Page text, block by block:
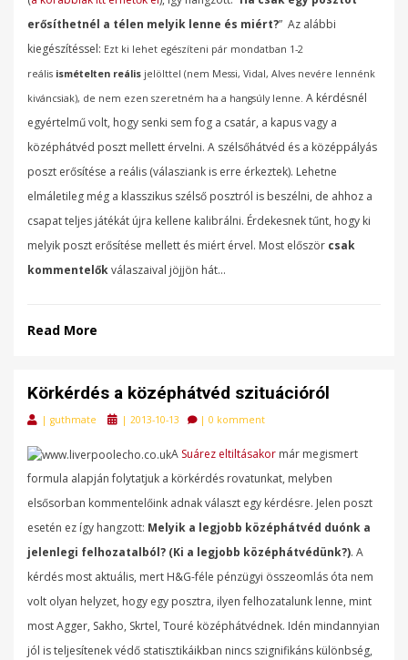
erősíthetnél a télen melyik lenne és miért?” Az alábbi
kiegészítéssel: Ezt ki lehet egészíteni pár mondatban 1-2
reális ismételten reális jelölttel (nem Messi, Vidal, Alves nevére lennénk
kiváncsiak), de nem ezen szeretném ha a hangsúly lenne. A kérdésnél
egyértelmű volt, hogy senki sem fog a csatár, a kapus vagy a
középhátvéd poszt mellett érvelni. A szélsőhátvéd és a középpályás
poszt erősítése a reális (válasziank is erre érkeztek). Lehetne
elmáletileg még a klasszikus szélső posztról is beszélni, de ahhoz a
csapat teljes játékát újra kellene kalibrálni. Érdekesnek tűnt, hogy ki
melyik poszt erősítése mellett és miért érvel. Most először csak
kommentelőkválaszaival jöjjön hát…
Read More
Körkérdés a középhátvéd szituációról
| guthmate
Posted
| 2013-10-13 | 0 komment
A Suárez eltiltásakor már megismert
formula alapján folytatjuk a körkérdés rovatunkat, melyben
elsősorban kommentelőink adnak választ egy kérdésre. Jelen poszt
esetén ez így hangzott: Melyik a legjobb középhátvéd duónk a
jelenlegi felhozatalból? (Ki a legjobb középhátvédünk?). A
kérdés most aktuális, mert H&G-féle pénzügyi összeomlás óta nem
volt olyan helyzet, hogy egy posztra, ilyen felhozatalunk lenne, mint
most Agger, Sakho, Skrtel, Touré középhátvédnek. Idén mindannyian
jól is teljesítenek védő statisztikáikban nincs szignifikáns különbség,